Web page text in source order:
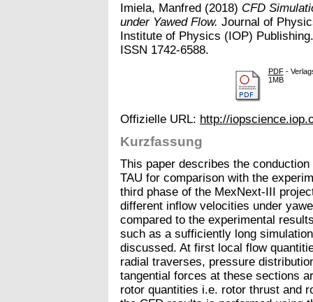
Imiela, Manfred (2018) CFD
under Yawed Flow. Journal of
Institute of Physics (IOP)
ISSN 1742-6588.
PDF-
1MB
Offizielle URL: http://
Kurzfassung
This paper describes the
TAU for comparison with the
third phase of the MexNext-III
different inflow velocities under
compared to the experimental
such as a sufficiently long
discussed. At first local flow
radial traverses, pressure
tangential forces at these sections
rotor quantities i.e. rotor thrust and